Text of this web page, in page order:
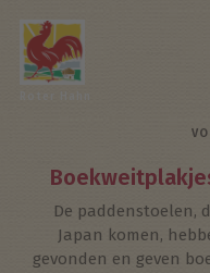
De paddenstoelen,
Japan komen,
gevonden en geven